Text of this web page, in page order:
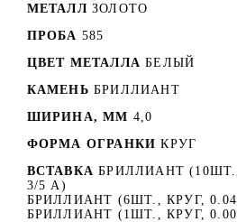
МЕТАЛЛ ЗОЛОТО
ПРОБА 585
ЦВЕТ МЕТАЛЛА БЕЛЫЙ
КАМЕНЬ БРИЛЛИАНТ
ШИРИНА, ММ 4,0
ФОРМА ОГРАНКИ КРУГ
ВСТАВКА БРИЛЛИАНТ (10ШТ.,
3/5 А)
БРИЛЛИАНТ (6ШТ., КРУГ,
БРИЛЛИАНТ (1ШТ., КРУГ,